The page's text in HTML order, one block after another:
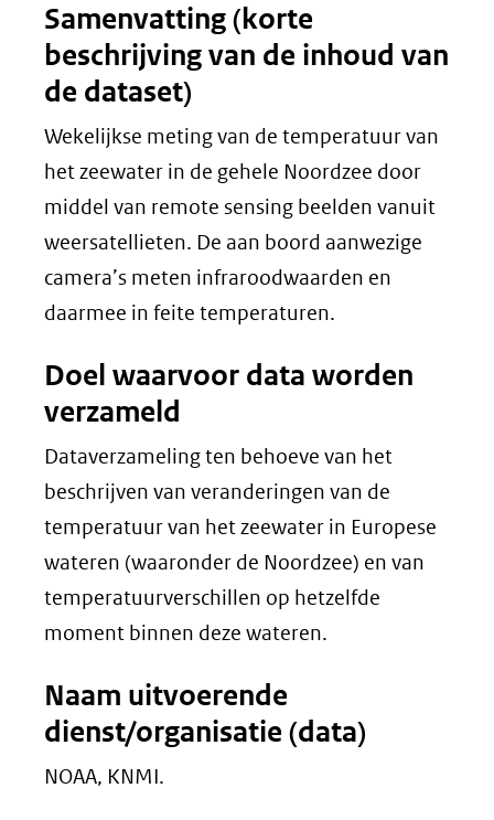
Samenvatting (korte
beschrijving van de inhoud van
de dataset)
Wekelijkse meting van de temperatuur van
het zeewater in de gehele Noordzee door
middel van remote sensing beelden vanuit
weersatellieten. De aan boord aanwezige
camera’s meten infraroodwaarden en
daarmee in feite temperaturen.
Doel waarvoor data worden
verzameld
Dataverzameling ten behoeve van het
beschrijven van veranderingen van de
temperatuur van het zeewater in Europese
wateren (waaronder de Noordzee) en van
temperatuurverschillen op hetzelfde
moment binnen deze wateren.
Naam uitvoerende
dienst/organisatie (data)
NOAA, KNMI.